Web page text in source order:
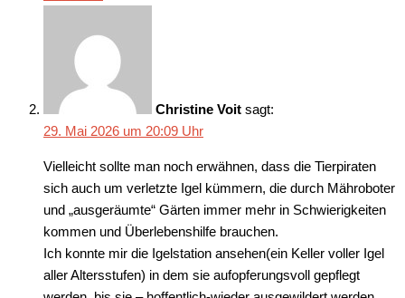
Christine Voit sagt:
29. Mai 2026 um 20:09 Uhr
Vielleicht sollte man noch erwähnen, dass die Tierpiraten
sich auch um verletzte Igel kümmern, die durch Mähroboter
und „ausgeräumte“ Gärten immer mehr in Schwierigkeiten
kommen und Überlebenshilfe brauchen.
Ich konnte mir die Igelstation ansehen(ein Keller voller Igel
aller Altersstufen) in dem sie aufopferungsvoll gepflegt